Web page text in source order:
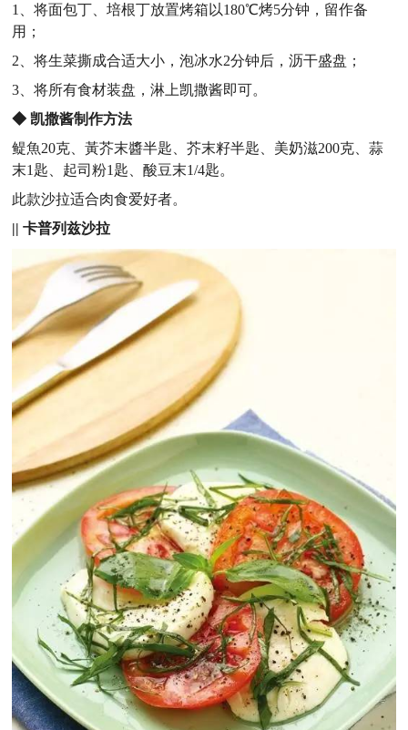
1、将面包丁、培根丁放置烤箱以180℃烤5分钟，留作备
用；
2、将生菜撕成合适大小，泡冰水2分钟后，沥干盛盘；
3、将所有食材装盘，淋上凯撒酱即可。
◆凯撒酱制作方法
鳀魚20克、黃芥末醬半匙、芥末籽半匙、美奶滋200克、蒜
末1匙、起司粉1匙、酸豆末1/4匙。
此款沙拉适合肉食爱好者。
||卡普列兹沙拉